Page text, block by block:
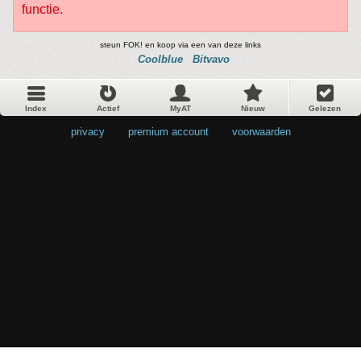
functie.
steun FOK! en koop via een van deze links
Coolblue Bitvavo
Index Actief MyAT Nieuw Gelezen
privacy premium account voorwaarden